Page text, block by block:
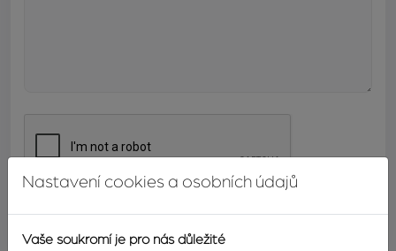
Nastavení cookies a osobních údajů
Vaše soukromí je pro nás důležité